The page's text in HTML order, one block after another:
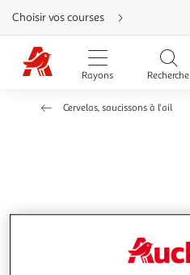
Aller
directement
au
contenu
Aller
directement
Aller
besoin
Choisir vos courses
Rayons Recherche
Cervelas, saucissons à l'ail